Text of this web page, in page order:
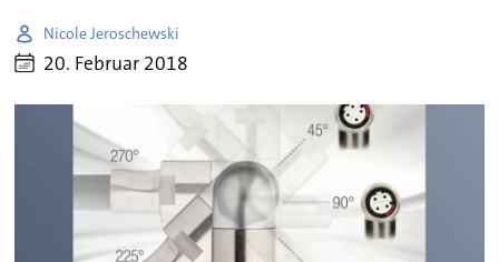
Nicole Jeroschewski
20. Februar 2018